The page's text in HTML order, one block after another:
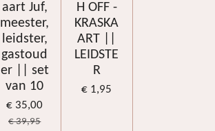
aart Juf,
meester,
leidster,
gastoud
er || set
van 10
€ 35,00
€ 39,95
H OFF -
KRASKA
ART ||
LEIDSTE
R
€ 1,95